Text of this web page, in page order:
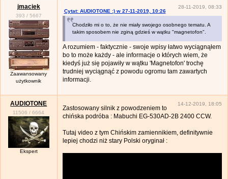
jmaciek
393 / 5667
Zaawansowany
użytkownik
28-11-2019, 08:33
Cytat: AUDIOTONE :) w 27-11-2019, 10:26
Chodziło mi o to, że nie miały swojego osobnego tematu. A
takim sposobem nie zginą gdzieś w wątku "magnetofon".
A rozumiem - faktycznie - swoje wpisy łatwo wyciągnąłem
bo to może każdy - ale informacje o których wiem, że
kiedyś już się pojawiły w wątku 'Magnetofon' trochę
trudniej wyciągnąć z powodu ogromu tam zawartych
informacji.
AUDIOTONE
11506 /6664
Ekspert
14-12-2019, 18:05
Zastosowany silnik z powodzeniem to
chińska podróba : Mabuchi EG-530AD-2B 2400 CCW.
Tutaj video z tym Chińskim zamiennikiem, definitywnie
lepiej chodzi niż stary Polski oryginał :